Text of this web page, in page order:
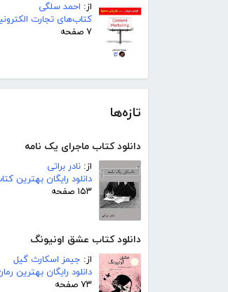
از: احمد سلگی
کتاب‌های تجارت
۷ صفحه
تازه‌ها
دانلود کتاب ماجرای یک نامه
از: نادر براتی
دانلود رایگان بهترین
۱۵۳ صفحه
دانلود کتاب عشق اونیونگ
از: جیمز اسکارث گیل
دانلود رایگان بهترین
۷۳ صفحه